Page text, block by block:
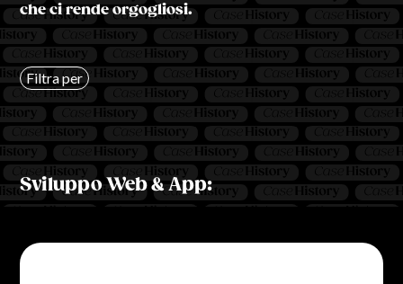
che ci rende orgogliosi.
Filtra per
Sviluppo Web & App: